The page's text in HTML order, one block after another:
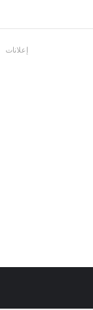
إعلانات